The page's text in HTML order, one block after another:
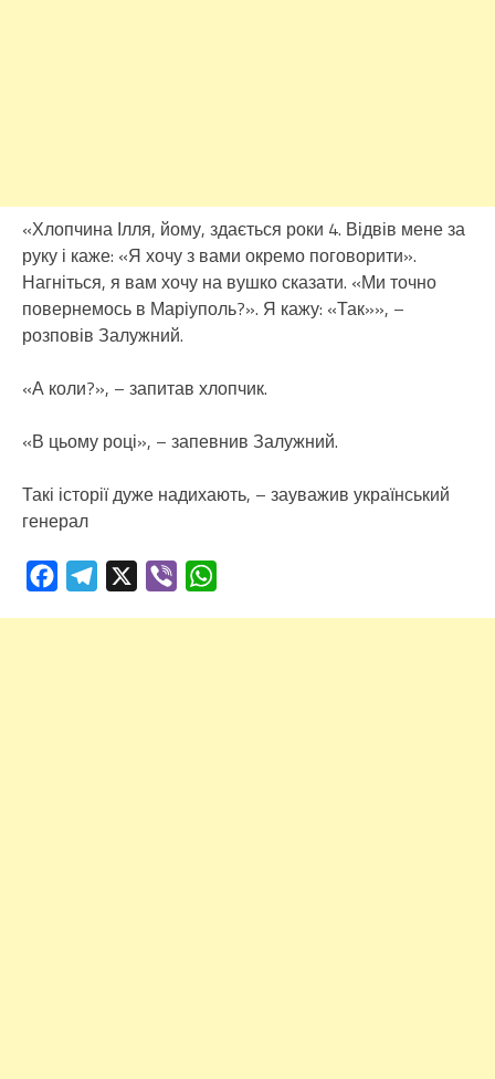
«Хлопчина Ілля, йому, здається роки 4. Відвів мене за
руку і каже: «Я хочу з вами окремо поговорити».
Нагніться, я вам хочу на вушко сказати. «Ми точно
повернемось в Маріуполь?». Я кажу: «Так»», –
розповів Залужний.
«А коли?», – запитав хлопчик.
«В цьому році», – запевнив Залужний.
Такі історії дуже надихають, – зауважив український
генерал
FacebookTelegram Viber